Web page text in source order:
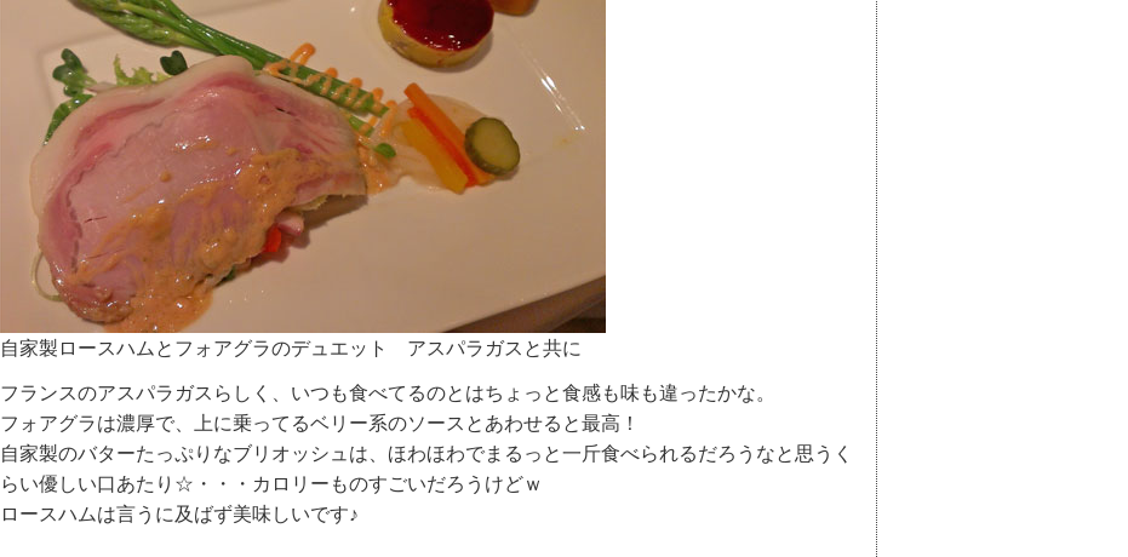
自家製ロースハムとフォアグラのデュエット アスパラガスと共に
フランスのアスパラガスらしく、いつも食べてるのとはちょっと食感も味も違ったかな。
フォアグラは濃厚で、上に乗ってるベリー系のソースとあわせると最高！
自家製のバターたっぷりなブリオッシュは、ほわほわでまるっと一斤食べられるだろうなと思うく
らい優しい口あたり☆・・・カロリーものすごいだろうけどｗ
ロースハムは言うに及ばず美味しいです♪